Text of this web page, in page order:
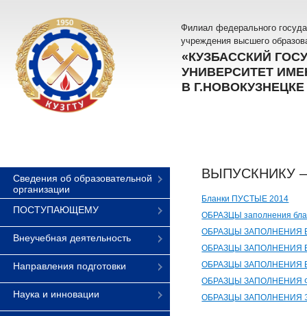
Филиал федерального
учреждения высшего
«КУЗБАССКИЙ
УНИВЕРСИТЕТ
В Г.НОВОКУЗНЕЦКЕ
Сведения об образовательной
организации
ПОСТУПАЮЩЕМУ
Внеучебная деятельность
Направления подготовки
Наука и инновации
ВЫПУСКНИКУ
Бланки ПУСТЫЕ 2014
ОБРАЗЦЫ заполнения
ОБРАЗЦЫ ЗАПОЛНЕНИЯ
ОБРАЗЦЫ ЗАПОЛНЕНИЯ
ОБРАЗЦЫ ЗАПОЛНЕНИЯ
ОБРАЗЦЫ ЗАПОЛНЕНИЯ
ОБРАЗЦЫ ЗАПОЛНЕНИЯ